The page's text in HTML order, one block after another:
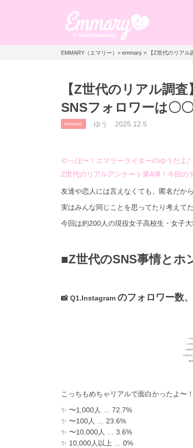
EMMARY（エマリー）>emmary> 【Z世代のリアル
【Z世代のリアル調
SNSフォロワーは〇
emmary ゆう 2025.12.5
やっほ〜！エマリーライターのゆうだよ
Z世代のリアルアンケート第4弾！今回の
友達や恋人には言えなくても、匿名だか
実はみんな同じことを思ってたり考えて
今回は約200人の現役女子高校生・女子
■Z世代のSNS事情とホ
📸 Q1.Instagram のフォロワー数
こっちもめちゃリアルで面白かったよ〜！
✨ 〜1,000人 … 72.7%
✨ 〜100人 … 23.6%
✨ 〜10,000人 … 3.6%
✨ 10,000人以上 … 0%